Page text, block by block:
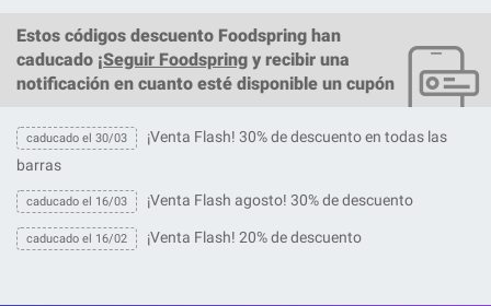
Estos códigos descuento Foodspring han
caducado ¡Seguir Foodspring y recibir una
notificación en cuanto esté disponible un cupón
caducado el 30/03
¡Venta Flash! 30% de descuento en todas las
barras
caducado el 16/03 ¡Venta Flash agosto! 30% de descuento
caducado el 16/02 ¡Venta Flash! 20% de descuento